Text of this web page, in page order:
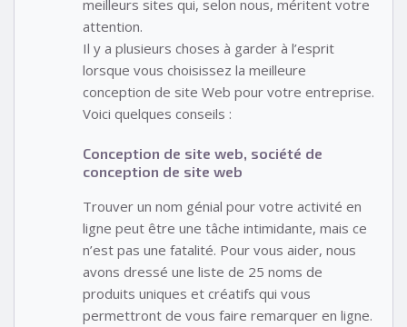
meilleurs sites qui, selon nous, méritent votre
attention.
Il y a plusieurs choses à garder à l’esprit
lorsque vous choisissez la meilleure
conception de site Web pour votre entreprise.
Voici quelques conseils :
Conception de site web, société de
conception de site web
Trouver un nom génial pour votre activité en
ligne peut être une tâche intimidante, mais ce
n’est pas une fatalité. Pour vous aider, nous
avons dressé une liste de 25 noms de
produits uniques et créatifs qui vous
permettront de vous faire remarquer en ligne.